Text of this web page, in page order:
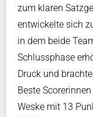
zum klaren
entwickelte sich
in dem beide
Schlussphase
Druck und
Beste
Weske mit 13